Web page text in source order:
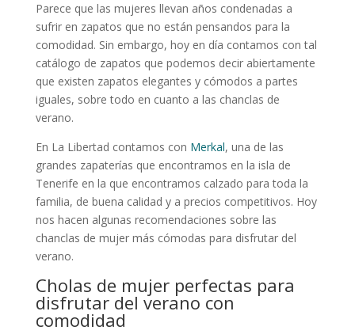
Parece que las mujeres llevan años condenadas a
sufrir en zapatos que no están pensandos para la
comodidad. Sin embargo, hoy en día contamos con tal
catálogo de zapatos que podemos decir abiertamente
que existen zapatos elegantes y cómodos a partes
iguales, sobre todo en cuanto a las chanclas de
verano.
En La Libertad contamos con Merkal, una de las
grandes zapaterías que encontramos en la isla de
Tenerife en la que encontramos calzado para toda la
familia, de buena calidad y a precios competitivos. Hoy
nos hacen algunas recomendaciones sobre las
chanclas de mujer más cómodas para disfrutar del
verano.
Cholas de mujer perfectas para
disfrutar del verano con
comodidad